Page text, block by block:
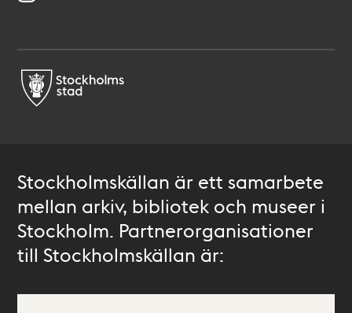
Stockholmskällan är ett samarbete
mellan arkiv, bibliotek och museer i
Stockholm. Partnerorganisationer
till Stockholmskällan är: